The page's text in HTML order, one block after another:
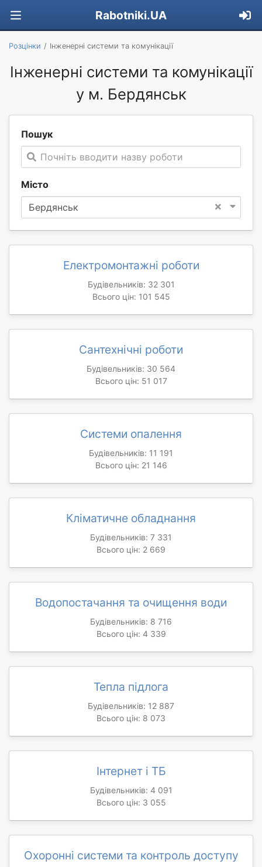
Rabotniki.UA
Розцінки Інженерні системи та комунікації
Інженерні системи та комунікації
у м. Бердянськ
Пошук
Почніть вводити назву роботи
Місто
×
Бердянськ
Електромонтажні роботи
Будівельників: 32 301
Всього цін: 101 545
Сантехнічні роботи
Будівельників: 30 564
Всього цін: 51 017
Системи опалення
Будівельників: 11 191
Всього цін: 21 146
Кліматичне обладнання
Будівельників: 7 331
Всього цін: 2 669
Водопостачання та очищення води
Будівельників: 8 716
Всього цін: 4 339
Тепла підлога
Будівельників: 12 887
Всього цін: 8 073
Інтернет і ТБ
Будівельників: 4 091
Всього цін: 3 055
Охоронні системи та контроль доступу